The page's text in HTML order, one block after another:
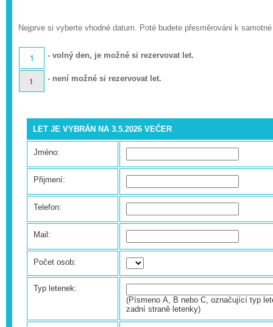
Nejprve si vyberte vhodné datum. Poté budete přesměrováni k
- volný den, je možné si rezervovat let.
- není možné si rezervovat let.
LET JE VYBRÁN NA 3.5.2026 VEČER
Jméno:
Přijmení:
Telefon:
Mail:
Počet osob:
Typ letenek:
(Písmeno A, B nebo C, označující typ
zadní straně letenky)